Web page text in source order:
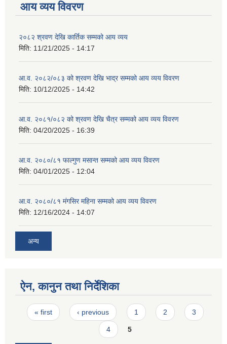
आय व्यय विवरण
२०८२ श्रवण देखि कार्तिक सम्मको आय व्यय
मिति: 11/21/2025 - 14:17
आ.व. २०८२/०८३ को श्रवण देखि भाद्र सम्मको आय व्यय विवरण
मिति: 10/12/2025 - 14:42
आ.व. २०८१/०८२ को श्रवण देखि चैत्र सम्मको आय व्यय विवरण
मिति: 04/20/2025 - 16:39
आ.व. २०८०/८१ फाल्गुण मसान्त सम्मको आय व्यय विवरण
मिति: 04/01/2025 - 12:04
आ.व. २०८०/८१ मंगसिर महिना सम्मको आय व्यय विवरण
मिति: 12/16/2024 - 14:07
अन्य
ऐन, कानुन तथा निर्देशिका
Pages
« first ‹ previous 1 2 3
4 5